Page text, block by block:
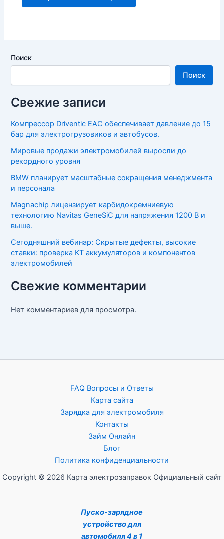
Поиск
Поиск
Свежие записи
Компрессор Driventic EAC обеспечивает давление до 15
бар для электрогрузовиков и автобусов.
Мировые продажи электромобилей выросли до
рекордного уровня
BMW планирует масштабные сокращения менеджмента
и персонала
Magnachip лицензирует карбидокремниевую
технологию Navitas GeneSiC для напряжения 1200 В и
выше.
Сегодняшний вебинар: Скрытые дефекты, высокие
ставки: проверка КТ аккумуляторов и компонентов
электромобилей
Свежие комментарии
Нет комментариев для просмотра.
FAQ Вопросы и Ответы
Карта сайта
Зарядка для электромобиля
Контакты
Займ Онлайн
Блог
Политика конфиденциальности
Copyright © 2026 Карта электрозаправок Официальный сайт
Пуско-зарядное
устройство для
автомобиля 4 в 1